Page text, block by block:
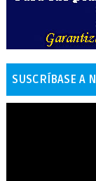
SUSCRÍBASE A